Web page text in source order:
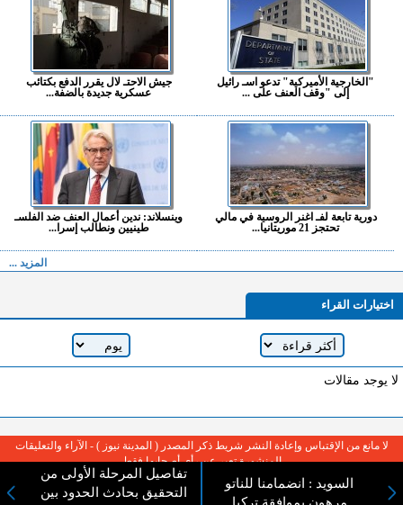
"الخارجية الأميركية" تدعو اسـ رائيل
إلى "وقف العنف على ...
جيش الاحتـ لال يقرر الدفع بكتائب
عسكرية جديدة بالضفة...
دورية تابعة لفـ اغنر الروسية في مالي
تحتجز 21 موريتانيا...
وينسلاند: ندين أعمال العنف ضد الفلسـ
طينيين ونطالب إسرا...
المزيد ...
اختيارات القراء
لا يوجد مقالات
السويد : انضمامنا للناتو
تفاصيل المرحلة الأولى من
التحقيق بحادث الحدود بين
لا مانع من الإقتباس وإعادة النشر شريط ذكر المصدر ( المدينة نيوز ) - الآراء والتعليقات
المنشورة تعبر عن رأي أصحابها فقط